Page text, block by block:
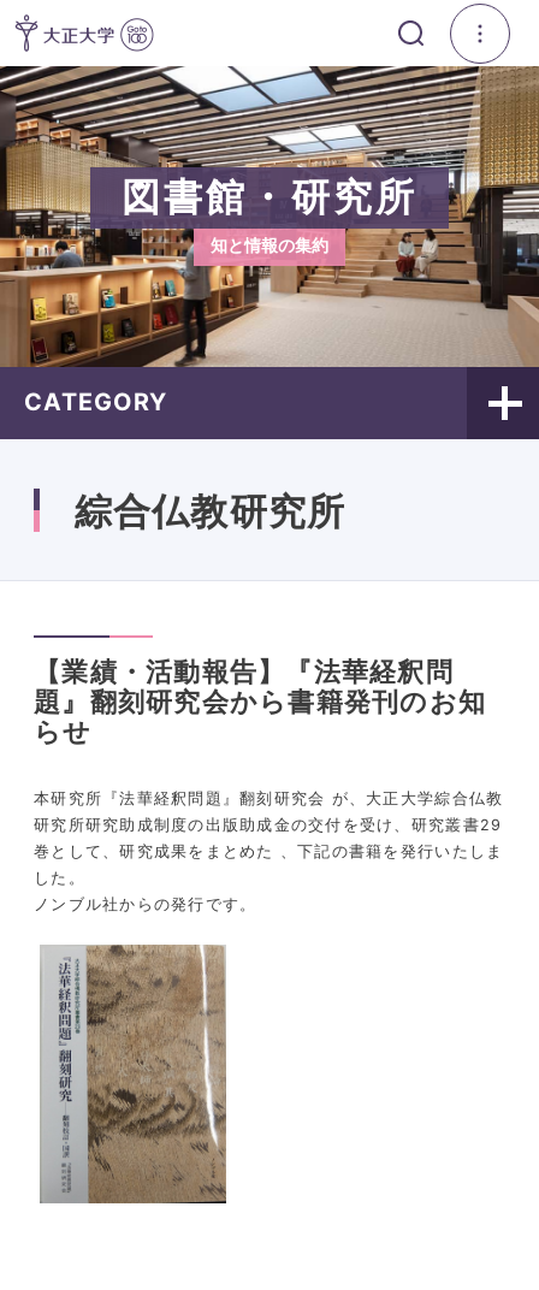
図書館・研究所
知と情報の集約
CATEGORY
綜合仏教研究所
【業績・活動報告】『法華経釈問
題』翻刻研究会から書籍発刊のお知
らせ
本研究所『法華経釈問題』翻刻研究会 が、大正大学綜合仏教
研究所研究助成制度の出版助成金の交付を受け、研究叢書29
巻として、研究成果をまとめた 、下記の書籍を発行いたしま
した。
ノンブル社からの発行です。